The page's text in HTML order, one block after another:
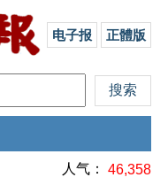
电子报 正體版
人气： 46,358